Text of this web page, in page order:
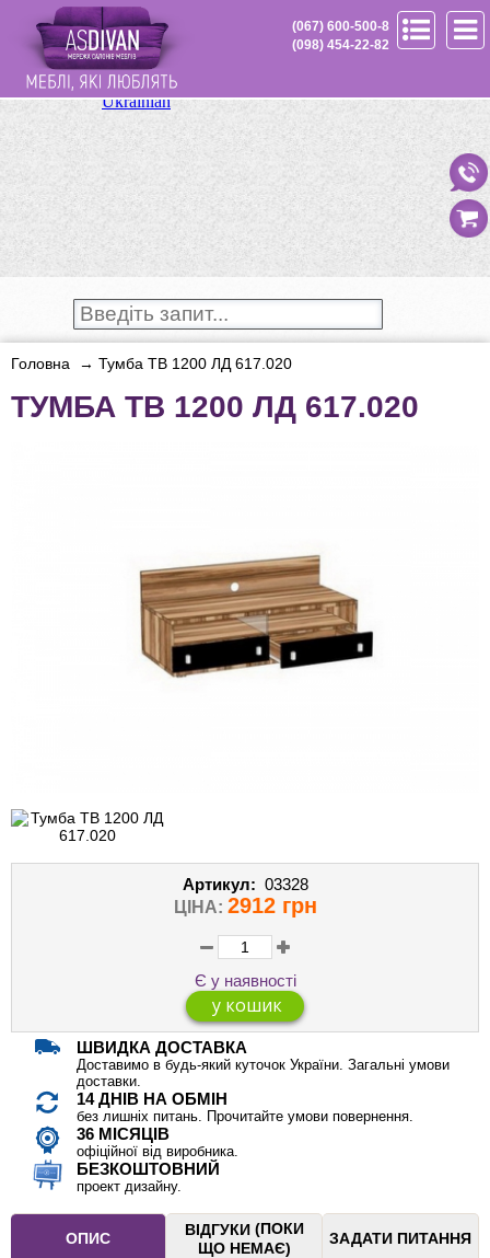
(067) 600-500-8
(098) 454-22-82
Головна → Тумба ТВ 1200 ЛД 617.020
ТУМБА ТВ 1200 ЛД 617.020
Артикул: 03328
ЦІНА: 2912 грн
Є у наявності
ШВИДКА ДОСТАВКА
Доставимо в будь-який куточок України. Загальні умови
доставки.
14 ДНІВ НА ОБМІН
без лишніх питань. Прочитайте умови повернення.
36 МІСЯЦІВ
офіційної від виробника.
БЕЗКОШТОВНИЙ
проект дизайну.
ОПИС ВІДГУКИ (ПОКИ
ЩО НЕМАЄ)
ЗАДАТИ ПИТАННЯ